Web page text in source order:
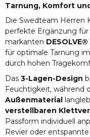
Tarnung, Komfort
Die Swedteam Herren
perfekte Ergänzung
markanten
für optimale Tarnung
durch hohen
Das 3-Lagen-Design
Feuchtigkeit, während
Außenmaterial
verstellbaren
Passform individuell
Revier oder